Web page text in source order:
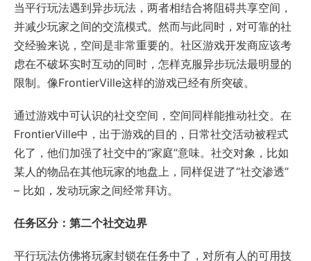
当平行玩法遇到异步玩法，两者相结合将阻碍共享空间，
并减少玩家之间的交流模式。然而与此同时，对可靠的社
交经验来说，空间是非常重要的。社区游戏开发商应该考
虑在不破坏实时互动的同时，怎样克服异步玩法最明显的
限制。像FrontierVille这样的游戏已经有所突破。
通过游戏中可认识的社交空间，空间同样能推动社交。在
FrontierVille中，出于游戏的目的，日常社交活动被程式
化了，他们加强了社交中的“家庭”意味。社交对象，比如
某人的物品在其他玩家的地盘上，同样促进了“社交渗透”
– 比如，发动玩家之间经常拜访。
任务区分：第二个社交边界
平行玩法仿佛将玩家封锁在任务中了，对所有人的可用技